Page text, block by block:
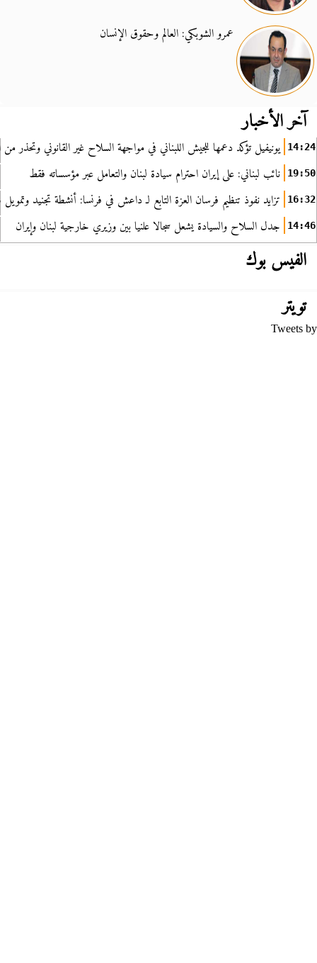
عمرو الشوبكي: العالم وحقوق الإنسان
آخر الأخبار
14:24 يونيفيل تؤكد دعمها للجيش اللبناني في مواجهة السلاح غير القانوني وتحذر من
19:50 نائب لبناني: على إيران احترام سيادة لبنان والتعامل عبر مؤسساته فقط
16:32 تزايد نفوذ تنظيم فرسان العزة التابع لـ داعش في فرنسا: أنشطة تجنيد
14:46 جدل السلاح والسيادة يشعل سجالا علنيا بين وزيري خارجية لبنان وإيران
الفيس بوك
تويتر
Tweets by